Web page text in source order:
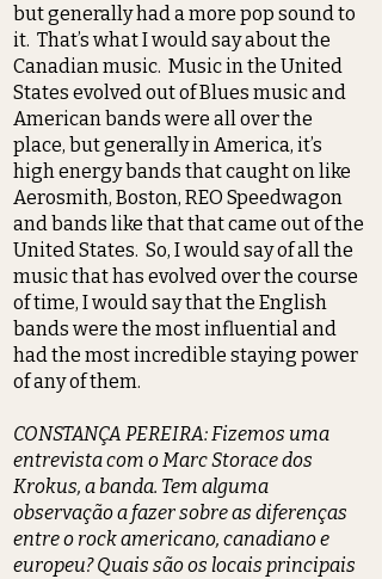
but generally had a more pop sound to
it. That’s what I would say about the
Canadian music. Music in the United
States evolved out of Blues music and
American bands were all over the
place, but generally in America, it’s
high energy bands that caught on like
Aerosmith, Boston, REO Speedwagon
and bands like that that came out of the
United States. So, I would say of all the
music that has evolved over the course
of time, I would say that the English
bands were the most influential and
had the most incredible staying power
of any of them.
CONSTANÇA PEREIRA: Fizemos uma
entrevista com o Marc Storace dos
Krokus, a banda. Tem alguma
observação a fazer sobre as diferenças
entre o rock americano, canadiano e
europeu? Quais são os locais principais